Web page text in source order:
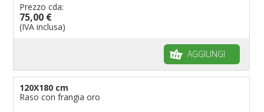
Prezzo cda:
75,00 €
(IVA inclusa)
AGGIUNGI
120X180 cm
Raso con frangia oro